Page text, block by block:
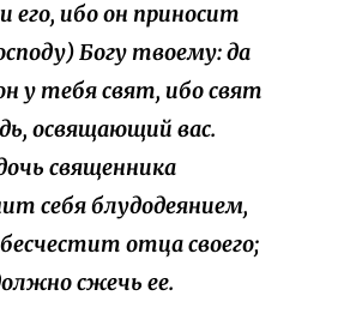
его, ибо он приносит
Богу твоему: да
у тебя свят, ибо свят
освящающий вас.
священника
себя блудодеянием,
отца своего;
сжечь ее.